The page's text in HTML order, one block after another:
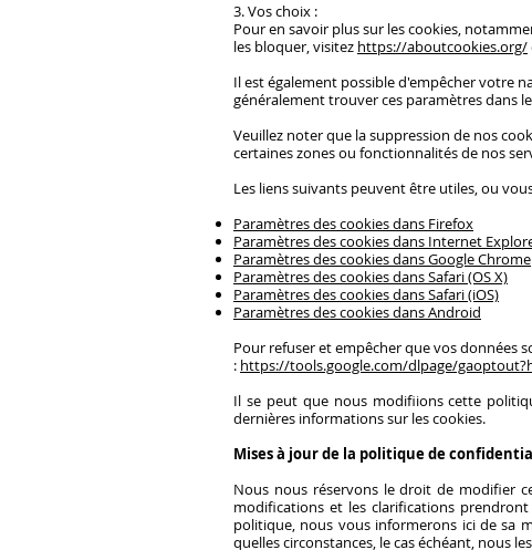
3. Vos choix :
Pour en savoir plus sur les cookies,
les bloquer, visitez https://aboutcookies.org/
Il est également possible d'empêcher votre
généralement trouver ces paramètres dans
Veuillez noter que la suppression de nos
certaines zones ou fonctionnalités de nos
Les liens suivants peuvent être utiles, ou
Paramètres des cookies dans Firefox
Paramètres des cookies dans Internet
Paramètres des cookies dans Google Chrome
Paramètres des cookies dans Safari (OS X)
Paramètres des cookies dans Safari (iOS)
Paramètres des cookies dans Android
Pour refuser et empêcher que vos données
: https://tools.google.com/dlpage/
Il se peut que nous modifiions cette
dernières informations sur les cookies.
Mises à jour de la politique de
Nous nous réservons le droit de modifier
modifications et les clarifications
politique, nous vous informerons ici de sa
quelles circonstances, le cas échéant, nous